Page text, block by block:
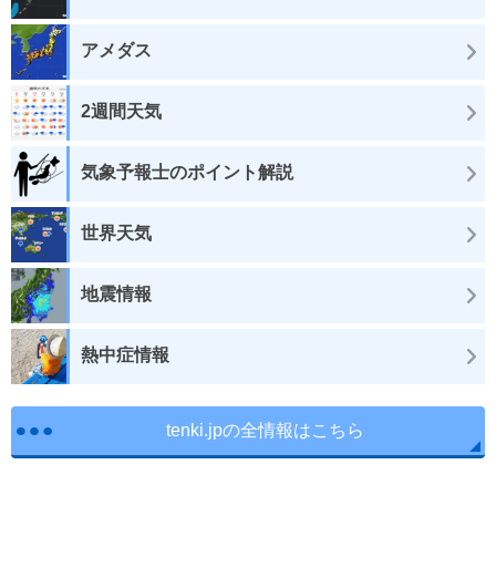
アメダス
2週間天気
気象予報士のポイント解説
世界天気
地震情報
熱中症情報
tenki.jpの全情報はこちら